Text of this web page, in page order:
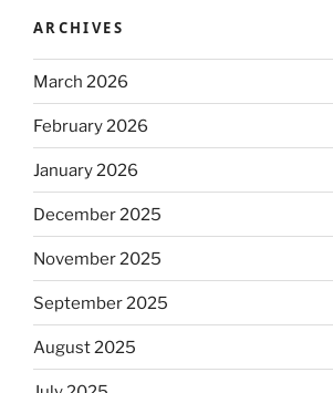
ARCHIVES
March 2026
February 2026
January 2026
December 2025
November 2025
September 2025
August 2025